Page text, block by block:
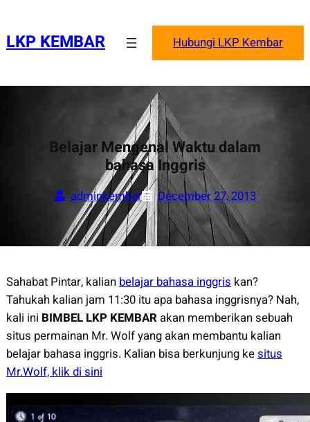
content
LKP KEMBAR Hubungi LKP Kembar
Belajar Mengenal Waktu dalam
bahasa Inggris
adminkembar December 27, 2013
Sahabat Pintar, kalian belajar bahasa inggris kan?
Tahukah kalian jam 11:30 itu apa bahasa inggrisnya? Nah,
kali ini BIMBEL LKP KEMBARakan memberikan sebuah
situs permainan Mr. Wolf yang akan membantu kalian
belajar bahasa inggris. Kalian bisa berkunjung kesitus
Mr.Wolf, klik di sini